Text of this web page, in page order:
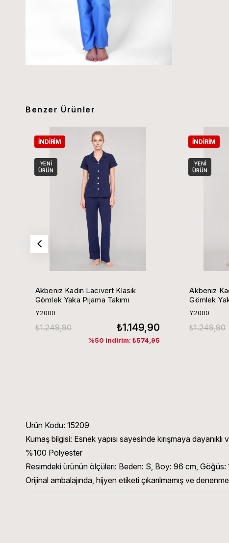
Benzer Ürünler
Akbeniz Kadın Lacivert Klasik
Gömlek Yaka Pijama Takımı
Y2000
₺1.149,90
₺1.249,90
%50 indirim: ₺574,95
İNDIRIM
YENI
ÜRÜN
Akbeniz
Gömlek
Y2000
₺1.249,90
İNDIRIM
YENI
ÜRÜN
Ürün Kodu: 15209
Kumaş bilgisi: Esnek yapısı sayesinde kırışmaya
%100 Polyester
Resimdeki ürünün ölçüleri: Beden: S, Boy: 96 cm,
Orijinal ambalajında, hijyen etiketi çıkarılmamış ve